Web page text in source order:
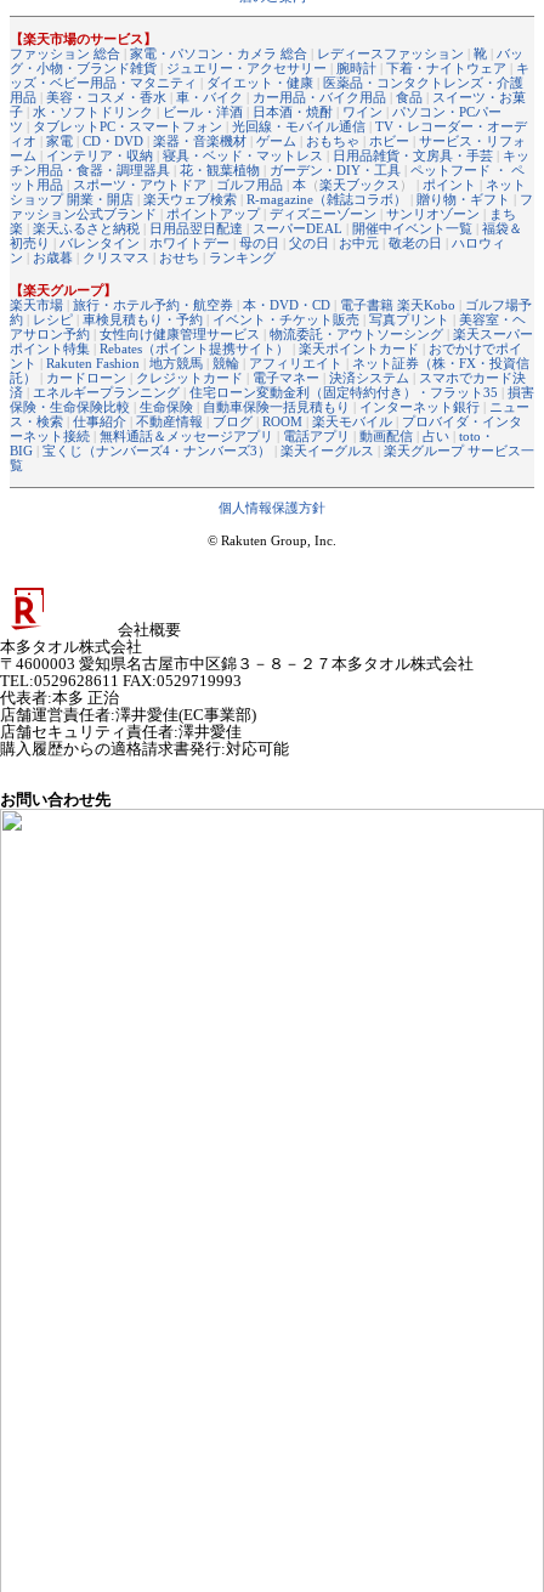
【楽天市場のサービス】
ファッション 総合 | 家電・パソコン・カメラ 総合 | レディースファッション | 靴 | バッ
グ・小物・ブランド雑貨 | ジュエリー・アクセサリー | 腕時計 | 下着・ナイトウェア | キ
ッズ・ベビー用品・マタニティ | ダイエット・健康 | 医薬品・コンタクトレンズ・介護
用品 | 美容・コスメ・香水 | 車・バイク | カー用品・バイク用品 | 食品 | スイーツ・お菓
子 | 水・ソフトドリンク | ビール・洋酒 | 日本酒・焼酎 | ワイン | パソコン・PCパー
ツ | タブレットPC・スマートフォン | 光回線・モバイル通信 | TV・レコーダー・オーデ
ィオ | 家電 | CD・DVD | 楽器・音楽機材 | ゲーム | おもちゃ | ホビー | サービス・リフォ
ーム | インテリア・収納 | 寝具・ベッド・マットレス | 日用品雑貨・文房具・手芸 | キッ
チン用品・食器・調理器具 | 花・観葉植物 | ガーデン・DIY・工具 | ペットフード ・ ペ
ット用品 | スポーツ・アウトドア | ゴルフ用品 | 本 （楽天ブックス ） | ポイント | ネット
ショップ 開業・開店 | 楽天ウェブ検索 | R-magazine（雑誌コラボ） | 贈り物・ギフト | フ
ァッション公式ブランド | ポイントアップ| ディズニーゾーン | サンリオゾーン | まち
楽 | 楽天ふるさと納税 | 日用品翌日配達 | スーパーDEAL | 開催中イベント一覧 | 福袋＆
初売り | バレンタイン | ホワイトデー | 母の日 | 父の日 | お中元 | 敬老の日 | ハロウィ
ン | お歳暮 | クリスマス | おせち | ランキング
【楽天グループ】
楽天市場 | 旅行・ホテル予約・航空券 | 本・DVD・CD | 電子書籍 楽天Kobo | ゴルフ場予
約 | レシピ | 車検見積もり・予約 | イベント・チケット販売 | 写真プリント | 美容室・ヘ
アサロン予約 | 女性向け健康管理サービス | 物流委託・アウトソーシング | 楽天スーパー
ポイント特集 | Rebates（ポイント提携サイト） | 楽天ポイントカード | おでかけでポイ
ント | Rakuten Fashion | 地方競馬 | 競輪 | アフィリエイト | ネット証券（株・FX・投資信
託）
| カードローン | クレジットカード | 電子マネー | 決済システム | スマホでカード決
済 | エネルギープランニング | 住宅ローン変動金利（固定特約付き）・フラット35 | 損害
保険・生命保険比較 | 生命保険 | 自動車保険一括見積もり | インターネット銀行 | ニュー
ス・検索 | 仕事紹介 | 不動産情報 | ブログ | ROOM | 楽天モバイル | プロバイダ・インタ
ーネット接続 | 無料通話＆メッセージアプリ | 電話アプリ | 動画配信 | 占い | toto・
BIG | 宝くじ（ナンバーズ4・ナンバーズ3） | 楽天イーグルス | 楽天グループ サービス一
覧
個人情報保護方針
© Rakuten Group, Inc.
会社概要
本多タオル株式会社
〒4600003 愛知県名古屋市中区錦３－８－２７本多タオル株式会社
TEL:0529628611 FAX:0529719993
代表者:本多 正治
店舗運営責任者:澤井愛佳(EC事業部)
店舗セキュリティ責任者:澤井愛佳
購入履歴からの適格請求書発行:対応可能
お問い合わせ先